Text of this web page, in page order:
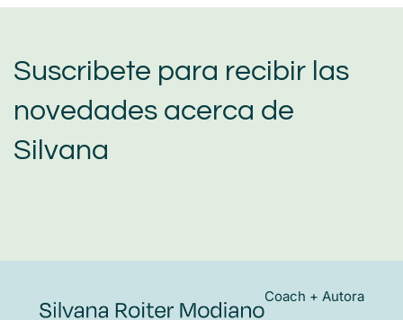
Suscribete para recibir las
novedades acerca de
Silvana
Coach + Autora